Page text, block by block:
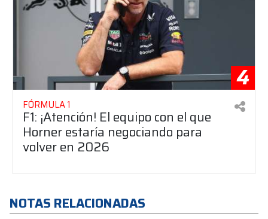
4
FÓRMULA 1
F1: ¡Atención! El equipo con el que
Horner estaría negociando para
volver en 2026
NOTAS RELACIONADAS